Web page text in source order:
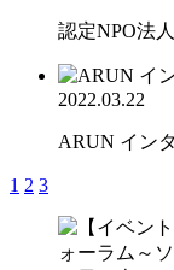
認定NPO法
2022.03.22
ARUN イン
1 2 3